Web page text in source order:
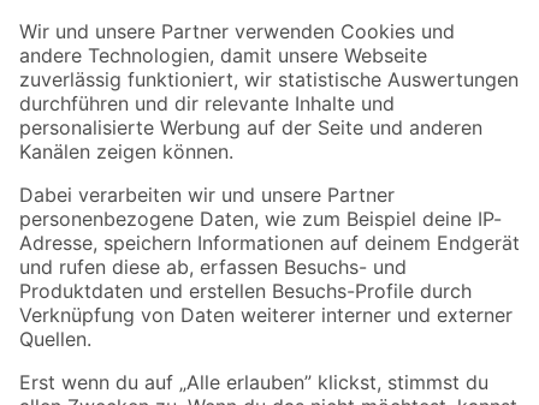
Der toom Newsletter: Keine Angebote und Aktionen mehr verpassen!
Zur Newsletter Anmeldung
Folge uns
Zahlungsarten Versandarten
Sicher einkaufen